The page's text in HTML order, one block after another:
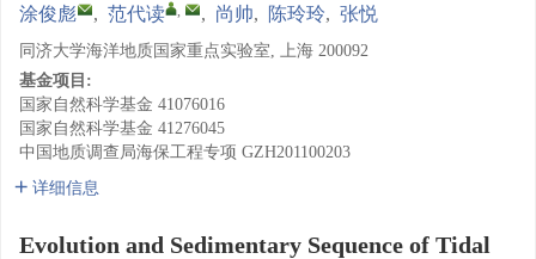
涂俊彪 , 范代读 , , 尚帅, 陈玲玲, 张悦
同济大学海洋地质国家重点实验室, 上海 200092
基金项目:
国家自然科学基金 41076016
国家自然科学基金 41276045
中国地质调查局海保工程专项 GZH201100203
详细信息
Evolution and Sedimentary Sequence of Tidal